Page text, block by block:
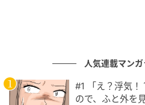
咲を熱演。凛とした佇まい
細に表現し、国民的女優と
しました。
人気連載マン
#1 「え？浮気！
ので、ふと外を